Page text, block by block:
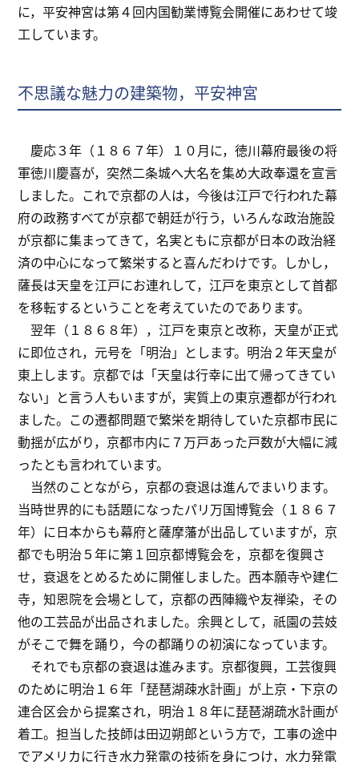
に，平安神宮は第４回内国勧業博覧会開催にあわせて竣
工しています。
不思議な魅力の建築物，平安神宮
慶応３年（１８６７年）１０月に，徳川幕府最後の将
軍徳川慶喜が，突然二条城へ大名を集め大政奉還を宣言
しました。これで京都の人は，今後は江戸で行われた幕
府の政務すべてが京都で朝廷が行う，いろんな政治施設
が京都に集まってきて，名実ともに京都が日本の政治経
済の中心になって繁栄すると喜んだわけです。しかし，
薩長は天皇を江戸にお連れして，江戸を東京として首都
を移転するということを考えていたのであります。
翌年（１８６８年），江戸を東京と改称，天皇が正式
に即位され，元号を「明治」とします。明治２年天皇が
東上します。京都では「天皇は行幸に出て帰ってきてい
ない」と言う人もいますが，実質上の東京遷都が行われ
ました。この遷都問題で繁栄を期待していた京都市民に
動揺が広がり，京都市内に７万戸あった戸数が大幅に減
ったとも言われています。
当然のことながら，京都の衰退は進んでまいります。
当時世界的にも話題になったパリ万国博覧会（１８６７
年）に日本からも幕府と薩摩藩が出品していますが，京
都でも明治５年に第１回京都博覧会を，京都を復興さ
せ，衰退をとめるために開催しました。西本願寺や建仁
寺，知恩院を会場として，京都の西陣織や友禅染，その
他の工芸品が出品されました。余興として，祇園の芸妓
がそこで舞を踊り，今の都踊りの初演になっています。
それでも京都の衰退は進みます。京都復興，工芸復興
のために明治１６年「琵琶湖疎水計画」が上京・下京の
連合区会から提案され，明治１８年に琵琶湖疏水計画が
着工。担当した技師は田辺朔郎という方で，工事の途中
でアメリカに行き水力発電の技術を身につけ，水力発電